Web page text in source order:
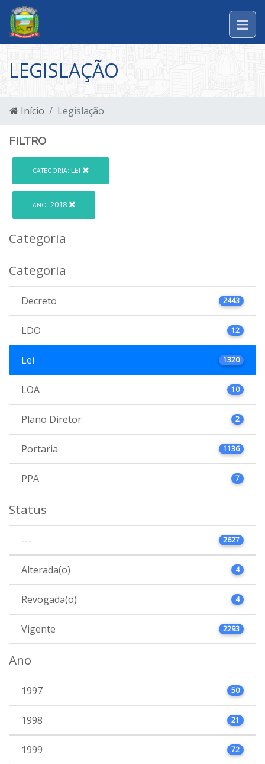
LEGISLAÇÃO
Início Legislação
FILTRO
CATEGORIA: LEI
ANO: 2018
Categoria
Categoria
Decreto 2443
LDO 12
Lei 1320
LOA 10
Plano Diretor 2
Portaria 1136
PPA 7
Status
--- 2627
Alterada(o) 4
Revogada(o) 4
Vigente 2293
Ano
1997 50
1998 21
1999 72